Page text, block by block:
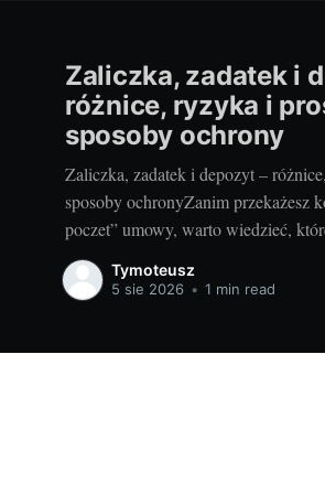
Zaliczka, zadatek i
różnice, ryzyka i
sposoby ochrony
Zaliczka, zadatek i depozyt –
sposoby ochronyZanim przekażesz
poczet” umowy, warto wiedzieć,
wybierasz i jakie ma skutki. Inaczej
sprzedawca, inaczej sąd w razie
Tymoteusz
5 sie 2026 • 1 min read